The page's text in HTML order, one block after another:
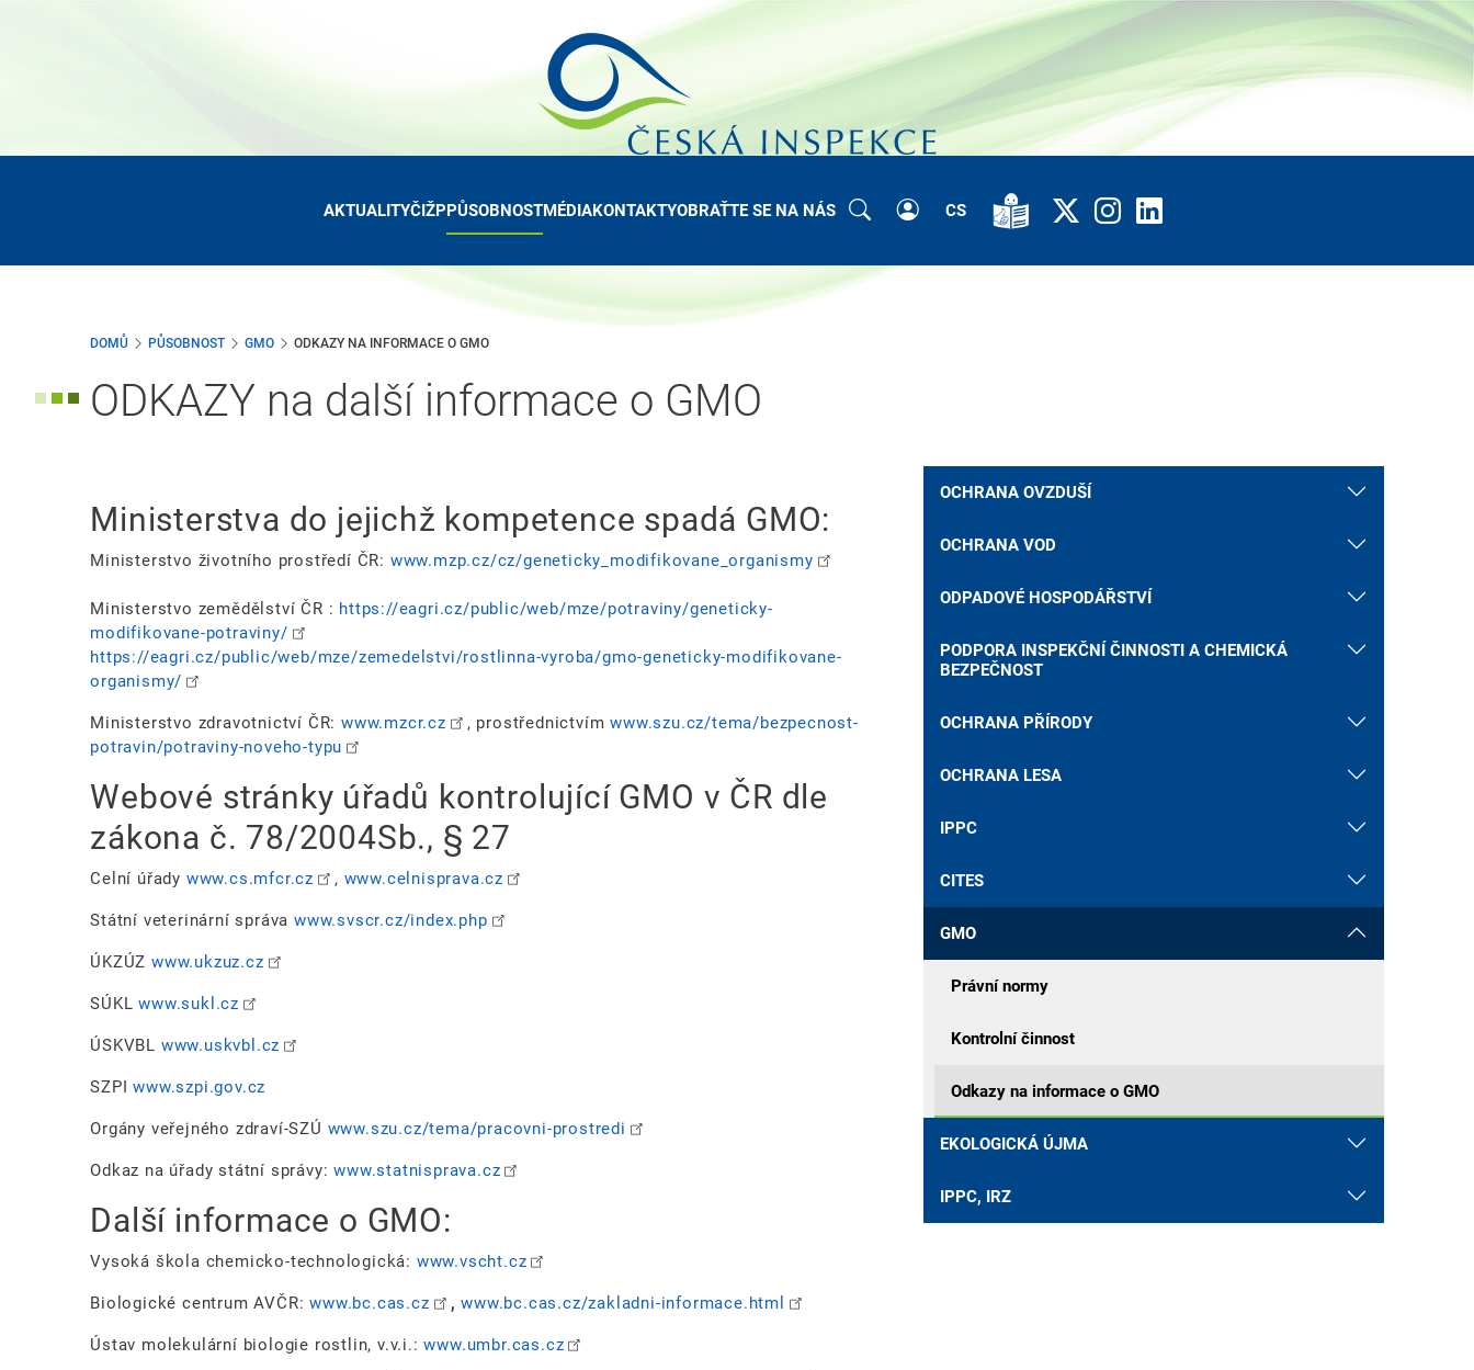
AKTUALITYČIŽPPŮSOBNOSTMÉDIAKONTAKTYOBRAŤTE SE NA NÁS CS
DOMŮ PŮSOBNOST GMO ODKAZY NA INFORMACE O GMO
ODKAZY na další informace o GMO
Ministerstva do jejichž kompetence spadá GMO:
Ministerstvo životního prostředí ČR: www.mzp.cz/cz/geneticky_modifikovane_organismy
Ministerstvo zemědělství ČR : https://eagri.cz/public/web/mze/potraviny/geneticky-
modifikovane-potraviny/
https://eagri.cz/public/web/mze/zemedelstvi/rostlinna-vyroba/gmo-geneticky-modifikovane-
organismy/
Ministerstvo zdravotnictví ČR:www.mzcr.cz , prostřednictvímwww.szu.cz/tema/bezpecnost-
potravin/potraviny-noveho-typu
Webové stránky úřadů kontrolující GMO v ČR dle
zákona č. 78/2004Sb., § 27
Celní úřady www.cs.mfcr.cz , www.celnisprava.cz
Státní veterinární správawww.svscr.cz/index.php
ÚKZÚZwww.ukzuz.cz
SÚKLwww.sukl.cz
ÚSKVBL www.uskvbl.cz
SZPIwww.szpi.gov.cz
Orgány veřejného zdraví-SZÚ www.szu.cz/tema/pracovni-prostredi
Odkaz na úřady státní správy:www.statnisprava.cz
Další informace o GMO:
Vysoká škola chemicko-technologická: www.vscht.cz
Biologické centrum AVČR: www.bc.cas.cz ,www.bc.cas.cz/zakladni-informace.html
Ústav molekulární biologie rostlin, v.v.i.: www.umbr.cas.cz
OCHRANA OVZDUŠÍ
OCHRANA VOD
ODPADOVÉ HOSPODÁŘSTVÍ
PODPORA INSPEKČNÍ ČINNOSTI A CHEMICKÁ
BEZPEČNOST
OCHRANA PŘÍRODY
OCHRANA LESA
IPPC
CITES
GMO
Právní normy
Kontrolní činnost
Odkazy na informace o GMO
EKOLOGICKÁ ÚJMA
IPPC, IRZ